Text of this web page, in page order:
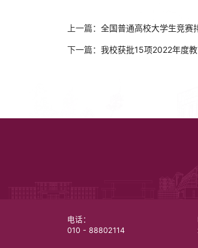
上一篇： 全国普通高校大学生竞赛
下一篇： 我校获批15项2022年度
电话：
010 - 88802114